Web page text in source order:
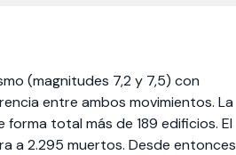
(magnitudes 7,2 y 7,5) con
entre ambos movimientos. La
total más de 189 edificios. El
a 2.295 muertos. Desde entonces